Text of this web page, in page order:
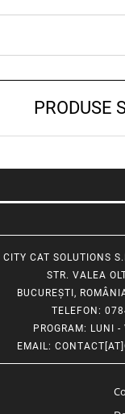
PRODUSE
CITY CAT SOLUTIONS
STR. VALEA
BUCUREȘTI,
TELEFON :
PROGRAM: LUNI -
EMAIL: